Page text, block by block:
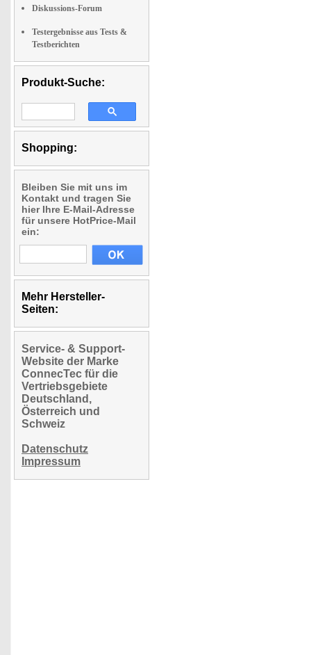
Diskussions-Forum
Testergebnisse aus Tests &
Testberichten
Produkt-Suche:
Shopping:
Bleiben Sie mit uns im
Kontakt und tragen Sie
hier Ihre E-Mail-Adresse
für unsere HotPrice-Mail
ein:
Mehr Hersteller-
Seiten:
Service- & Support-
Website der Marke
ConnecTec für die
Vertriebsgebiete
Deutschland,
Österreich und
Schweiz
Datenschutz
Impressum